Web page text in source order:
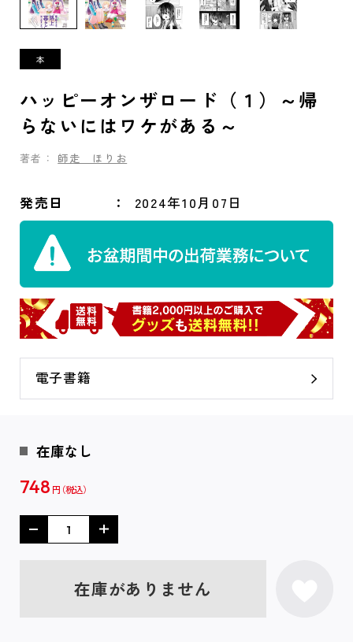
ハッピーオンザロード（１）～帰
らないにはワケがある～
著者： 師走 ほりお
発売日 2024年10月07日
電子書籍
在庫なし
748 円
在庫がありません